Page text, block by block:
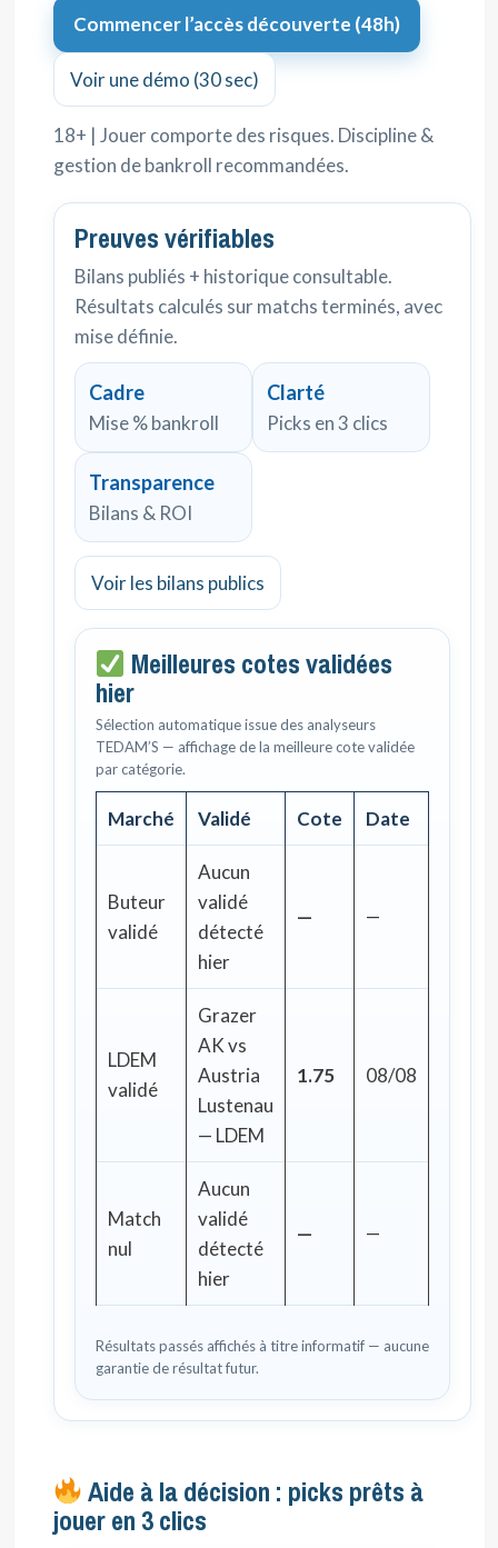
Commencer l’accès découverte (48h)
Voir une démo (30 sec)
18+ | Jouer comporte des risques. Discipline &
gestion de bankroll recommandées.
Preuves vérifiables
Bilans publiés + historique consultable.
Résultats calculés sur matchs terminés, avec
mise définie.
Cadre
Mise % bankroll
Clarté
Picks en 3 clics
Transparence
Bilans & ROI
Voir les bilans publics
Meilleures cotes validées
hier
Sélection automatique issue des analyseurs
TEDAM’S — affichage de la meilleure cote validée
par catégorie.
Marché Validé Cote Date
Buteur
validé
Aucun
validé
détecté
hier
— —
LDEM
validé
Grazer
AK vs
Austria
Lustenau
— LDEM
1.75 08/08
Match
nul
Aucun
validé
détecté
hier
— —
Résultats passés affichés à titre informatif — aucune
garantie de résultat futur.
Aide à la décision : picks prêts à
jouer en 3 clics